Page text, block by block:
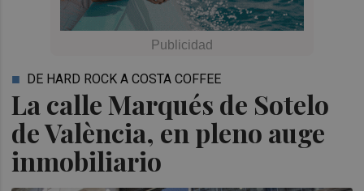
La calle Marqués de Sotelo
de València, en pleno auge
inmobiliario
DE HARD ROCK A COSTA COFFEE